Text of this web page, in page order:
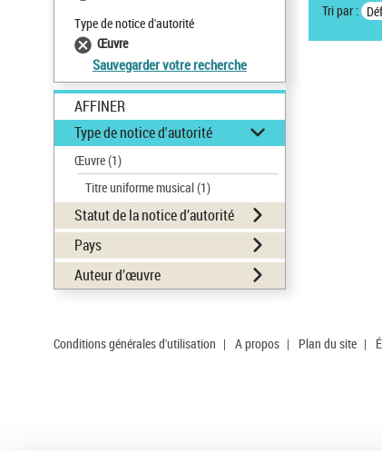
Type de notice d'autorité
Œuvre
Sauvegarder votre recherche
AFFINER
Type de notice d'autorité
Œuvre(1)
Titre uniforme musical(1)
Statut de la notice d’autorité
Pays
Auteur d’œuvre
Tri par :
Conditions générales d'utilisation | A propos | Plan du site |